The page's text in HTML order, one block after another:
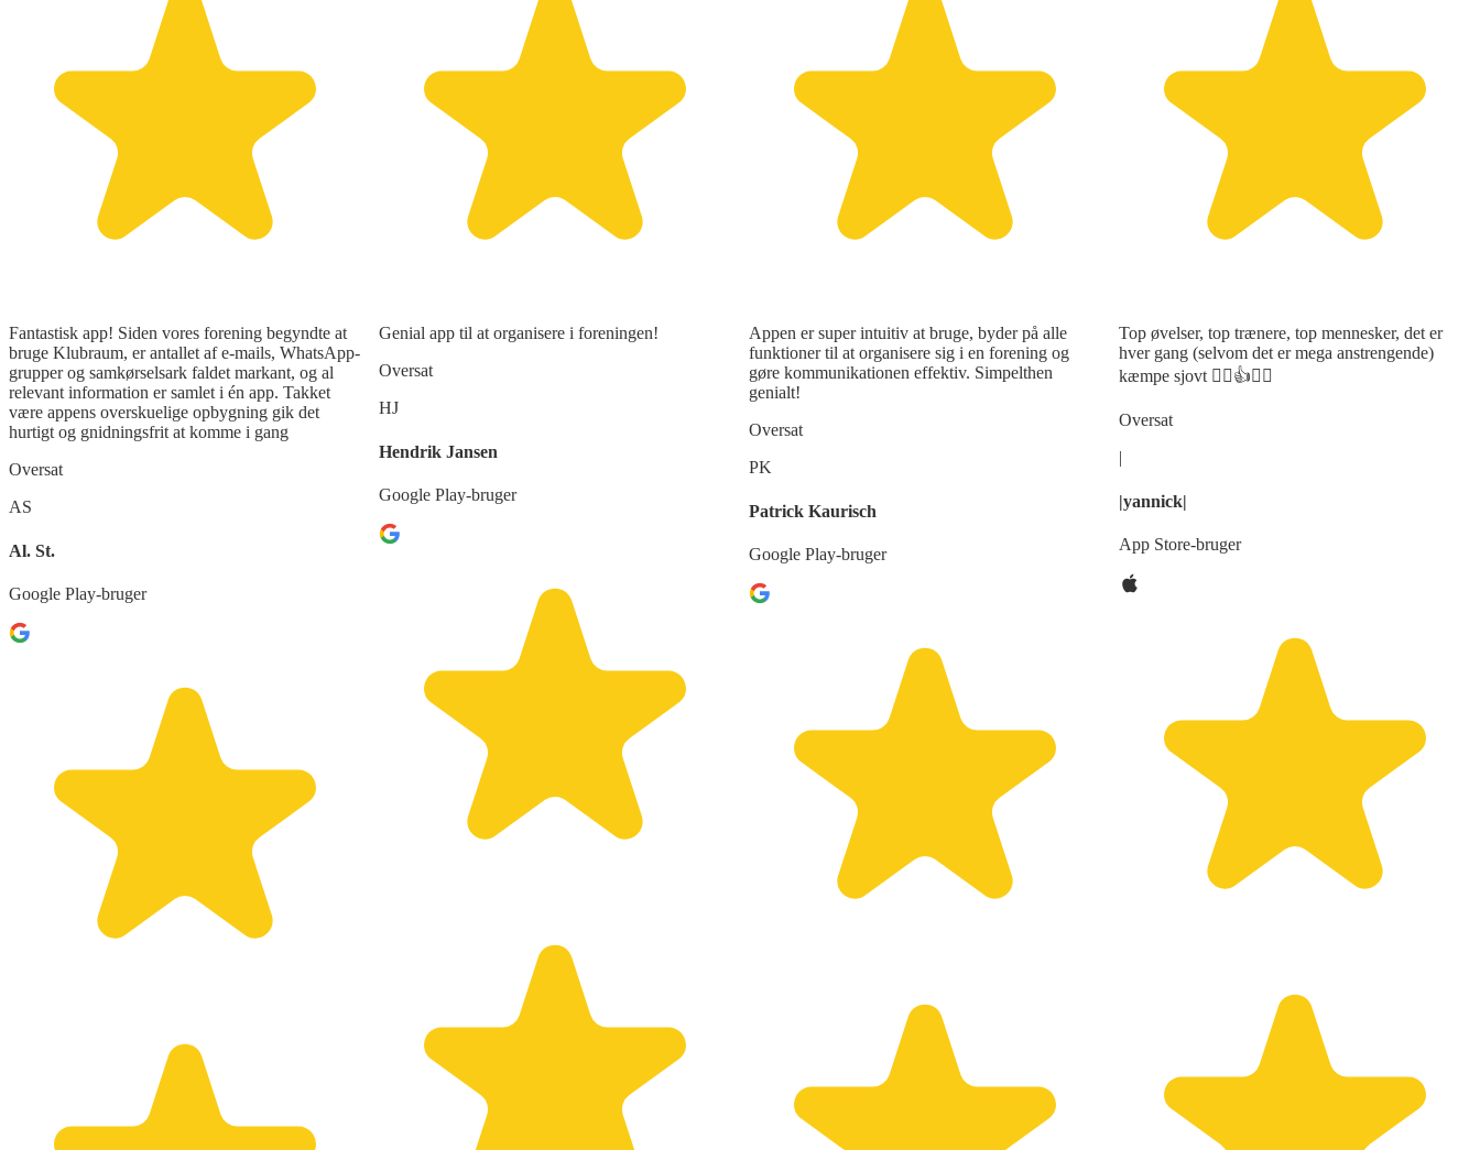
Fantastisk app! Siden vores forening begyndte at
bruge Klubraum, er antallet af e-mails, WhatsApp-
grupper og samkørselsark faldet markant, og al
relevant information er samlet i én app. Takket
være appens overskuelige opbygning gik det
hurtigt og gnidningsfrit at komme i gang
Oversat
AS
Al. St.
Google Play-bruger
Genial app til at organisere i foreningen!
Oversat
HJ
Hendrik Jansen
Google Play-bruger
Appen er super intuitiv at bruge, byder på alle
funktioner til at organisere sig i en forening og
gøre kommunikationen effektiv. Simpelthen
genialt!
Oversat
PK
Patrick Kaurisch
Google Play-bruger
Top øvelser, top trænere, top mennesker, det er
hver gang (selvom det er mega anstrengende)
kæmpe sjovt 🙋‍♂️👍🏋‍♂️
Oversat
|
|yannick|
App Store-bruger